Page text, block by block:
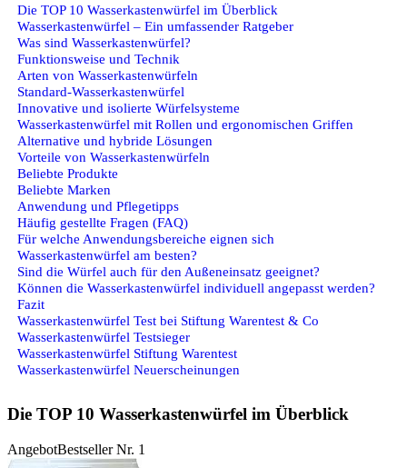
Die TOP 10 Wasserkastenwürfel im Überblick
Wasserkastenwürfel – Ein umfassender Ratgeber
Was sind Wasserkastenwürfel?
Funktionsweise und Technik
Arten von Wasserkastenwürfeln
Standard-Wasserkastenwürfel
Innovative und isolierte Würfelsysteme
Wasserkastenwürfel mit Rollen und ergonomischen Griffen
Alternative und hybride Lösungen
Vorteile von Wasserkastenwürfeln
Beliebte Produkte
Beliebte Marken
Anwendung und Pflegetipps
Häufig gestellte Fragen (FAQ)
Für welche Anwendungsbereiche eignen sich
Wasserkastenwürfel am besten?
Sind die Würfel auch für den Außeneinsatz geeignet?
Können die Wasserkastenwürfel individuell angepasst werden?
Fazit
Wasserkastenwürfel Test bei Stiftung Warentest & Co
Wasserkastenwürfel Testsieger
Wasserkastenwürfel Stiftung Warentest
Wasserkastenwürfel Neuerscheinungen
Die TOP 10 Wasserkastenwürfel im Überblick
AngebotBestseller Nr. 1